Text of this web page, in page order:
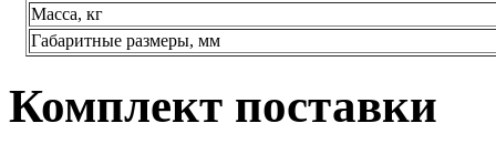
Масса, кг
Габаритные размеры, мм
Комплект поставки